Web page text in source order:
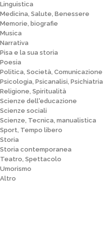
Linguistica
Medicina, Salute, Benessere
Memorie, biografie
Musica
Narrativa
Pisa e la sua storia
Poesia
Politica, Società, Comunicazione
Psicologia, Psicanalisi, Psichiatria
Religione, Spiritualità
Scienze dell'educazione
Scienze sociali
Scienze, Tecnica, manualistica
Sport, Tempo libero
Storia
Storia contemporanea
Teatro, Spettacolo
Umorismo
Altro